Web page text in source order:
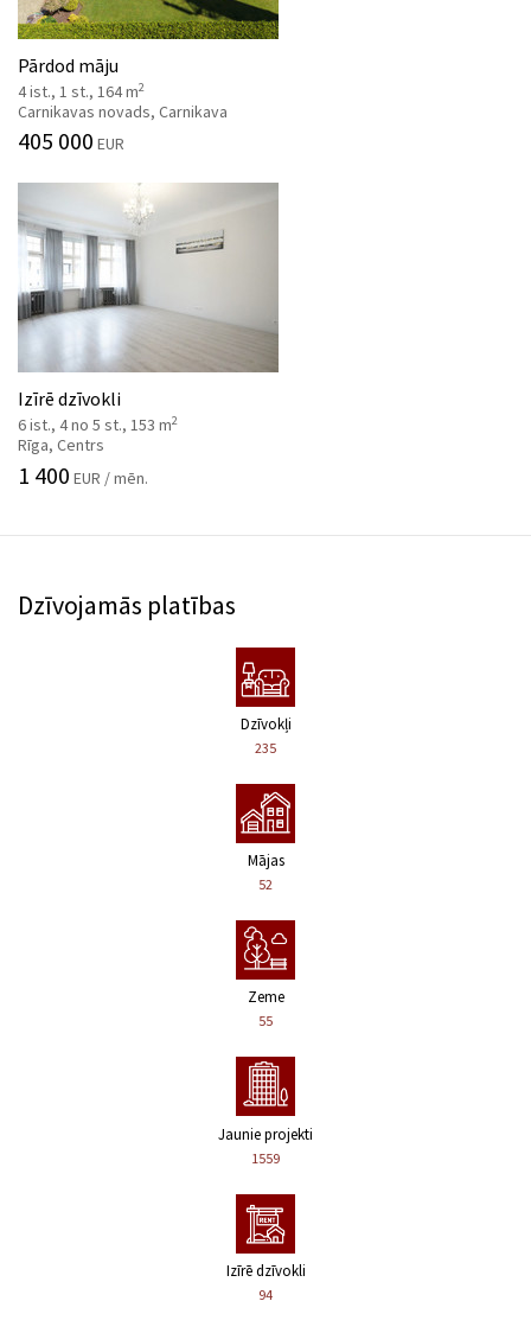
Pārdod māju
4 ist., 1 st., 164 m2
Carnikavas novads, Carnikava
405 000 EUR
Izīrē dzīvokli
6 ist., 4 no 5 st., 153 m2
Rīga, Centrs
1 400 EUR / mēn.
Dzīvojamās platības
Dzīvokļi
235
Mājas
52
Zeme
55
Jaunie projekti
1559
Izīrē dzīvokli
94